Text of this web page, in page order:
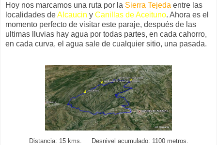
Hoy nos marcamos una ruta por la Sierra Tejeda entre las
localidades deAlcaucin y Canillas de Aceituno. Ahora es el
momento perfecto de visitar este paraje, después de las
ultimas lluvias hay agua por todas partes, en cada cahorro,
en cada curva, el agua sale de cualquier sitio, una pasada.
Distancia: 15 kms. Desnivel acumulado: 1100 metros.